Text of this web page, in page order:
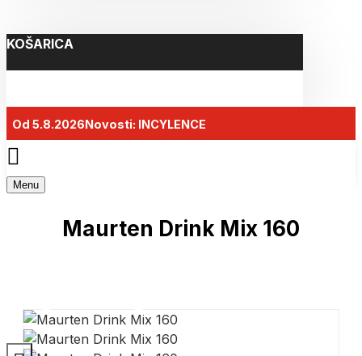
KOŠARICA
Od 5.8.2026Novosti: INCYLENCE
Menu
Maurten Drink Mix 160